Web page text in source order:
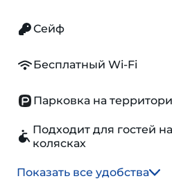
Сейф
Бесплатный Wi-Fi
Парковка на
Подходит для гостей
колясках
Показать все удобства